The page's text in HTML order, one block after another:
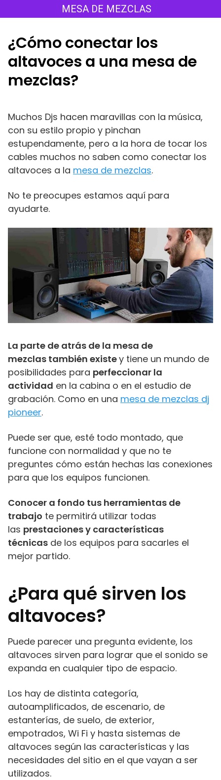
al
MESA DE MEZCLAS
¿Cómo conectar los
altavoces a una mesa de
mezclas?
Muchos Djs hacen maravillas con la música,
con su estilo propio y pinchan
estupendamente, pero a la hora de tocar los
cables muchos no saben como conectar los
altavoces a la mesa de mezclas.
No te preocupes estamos aquí para
ayudarte.
La parte de atrás de la mesa de
mezclas también existey tiene un mundo de
posibilidades para perfeccionar la
actividad en la cabina o en el estudio de
grabación. Como en una mesa de mezclas dj
pioneer.
Puede ser que, esté todo montado, que
funcione con normalidad y que no te
preguntes cómo están hechas las conexiones
para que los equipos funcionen.
Conocer a fondo tus herramientas de
trabajo te permitirá utilizar todas
las prestaciones y características
técnicas de los equipos para sacarles el
mejor partido.
¿Para qué sirven los
altavoces?
Puede parecer una pregunta evidente, los
altavoces sirven para lograr que el sonido se
expanda en cualquier tipo de espacio.
Los hay de distinta categoría,
autoamplificados, de escenario, de
estanterías, de suelo, de exterior,
empotrados, Wi Fi y hasta sistemas de
altavoces según las características y las
necesidades del sitio en el que vayan a ser
utilizados.